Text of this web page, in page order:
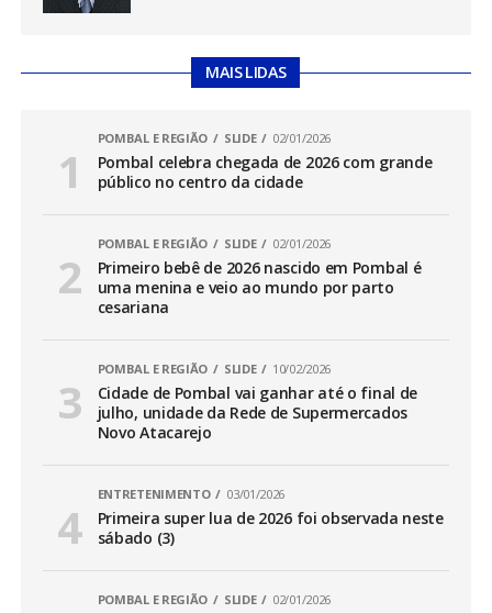
MAIS LIDAS
POMBAL E REGIÃO SLIDE 02/01/2026
Pombal celebra chegada de 2026 com grande
público no centro da cidade
POMBAL E REGIÃO SLIDE 02/01/2026
Primeiro bebê de 2026 nascido em Pombal é
uma menina e veio ao mundo por parto
cesariana
POMBAL E REGIÃO SLIDE 10/02/2026
Cidade de Pombal vai ganhar até o final de
julho, unidade da Rede de Supermercados
Novo Atacarejo
ENTRETENIMENTO 03/01/2026
Primeira super lua de 2026 foi observada neste
sábado (3)
POMBAL E REGIÃO SLIDE 02/01/2026